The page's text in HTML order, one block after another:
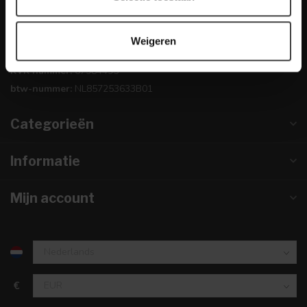
Weigeren
info@dewoonwinkel.nl
KVK nummer:67984495
btw-nummer: NL857253633B01
Categorieën
Informatie
Mijn account
€